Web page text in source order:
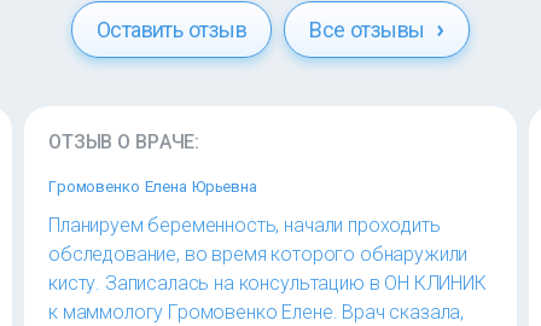
Оставить отзыв Все отзывы
ОТЗЫВ О ВРАЧЕ:
Громовенко Елена Юрьевна
Планируем беременность, начали проходить
обследование, во время которого обнаружили
кисту. Записалась на консультацию в ОН КЛИНИК
к маммологу Громовенко Елене. Врач сказала,